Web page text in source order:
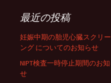
最近の投稿
妊娠中期の胎児心臓スクリ
ング についてのお知らせ
NIPT検査一時停止期間のお知
せ